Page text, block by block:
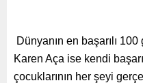
Dünyanın en başarılı
Karen Aça ise kendi
çocuklarının her şeyi